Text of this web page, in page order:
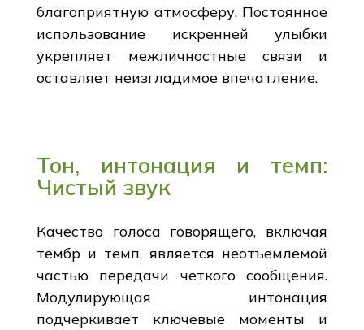
благоприятную атмосферу. Постоянное
использование искренней улыбки
укрепляет межличностные связи и
оставляет неизгладимое впечатление.
Тон, интонация и темп:
Чистый звук
Качество голоса говорящего, включая
тембр и темп, является неотъемлемой
частью передачи четкого сообщения.
Модулирующая интонация
подчеркивает ключевые моменты и